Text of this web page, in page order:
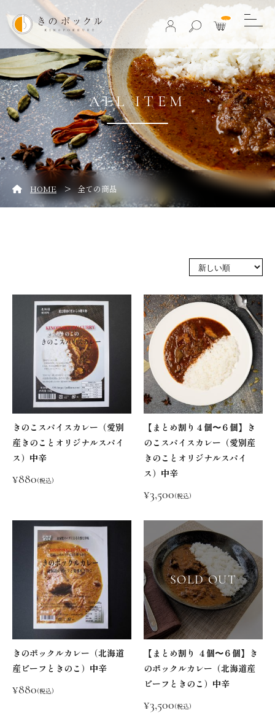
0
ALL ITEM
HOME > 全ての商品
きのこスパイスカレー（愛別
産きのことオリジナルスパイ
ス）中辛
¥880(税込)
【まとめ割り４個〜６個】き
のこスパイスカレー（愛別産
きのことオリジナルスパイ
ス）中辛
¥3,500(税込)
きのポックルカレー（北海道
産ビーフときのこ）中辛
¥880(税込)
SOLD OUT
【まとめ割り ４個〜６個】き
のポックルカレー（北海道産
ビーフときのこ）中辛
¥3,500(税込)